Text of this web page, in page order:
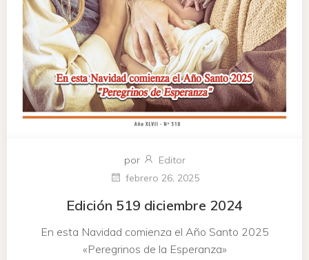
por
Editor
febrero 26, 2025
Edición 519 diciembre 2024
En esta Navidad comienza el Año Santo 2025
«Peregrinos de la Esperanza»